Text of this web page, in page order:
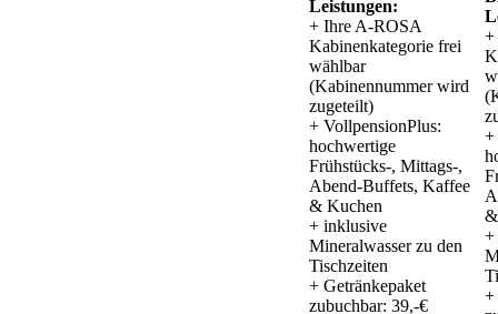
Leistungen:
+ Ihre A-ROSA
Kabinenkategorie frei
wählbar
(Kabinennummer wird
zugeteilt)
+ VollpensionPlus:
hochwertige
Frühstücks-, Mittags-,
Abend-Buffets, Kaffee
& Kuchen
+ inklusive
Mineralwasser zu den
Tischzeiten
+ Getränkepaket
zubuchbar: 39,-€
+
+
+
+